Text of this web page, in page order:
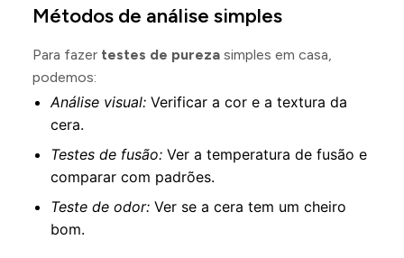
Métodos de análise simples
Para fazer testes de pureza simples em casa,
podemos:
Análise visual: Verificar a cor e a textura da
cera.
Testes de fusão: Ver a temperatura de fusão e
comparar com padrões.
Teste de odor: Ver se a cera tem um cheiro
bom.